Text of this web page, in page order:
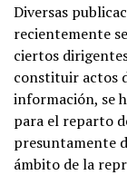
Diversas
recientemente
ciertos
constituir actos
información, se
para el reparto
presuntamente
ámbito de la